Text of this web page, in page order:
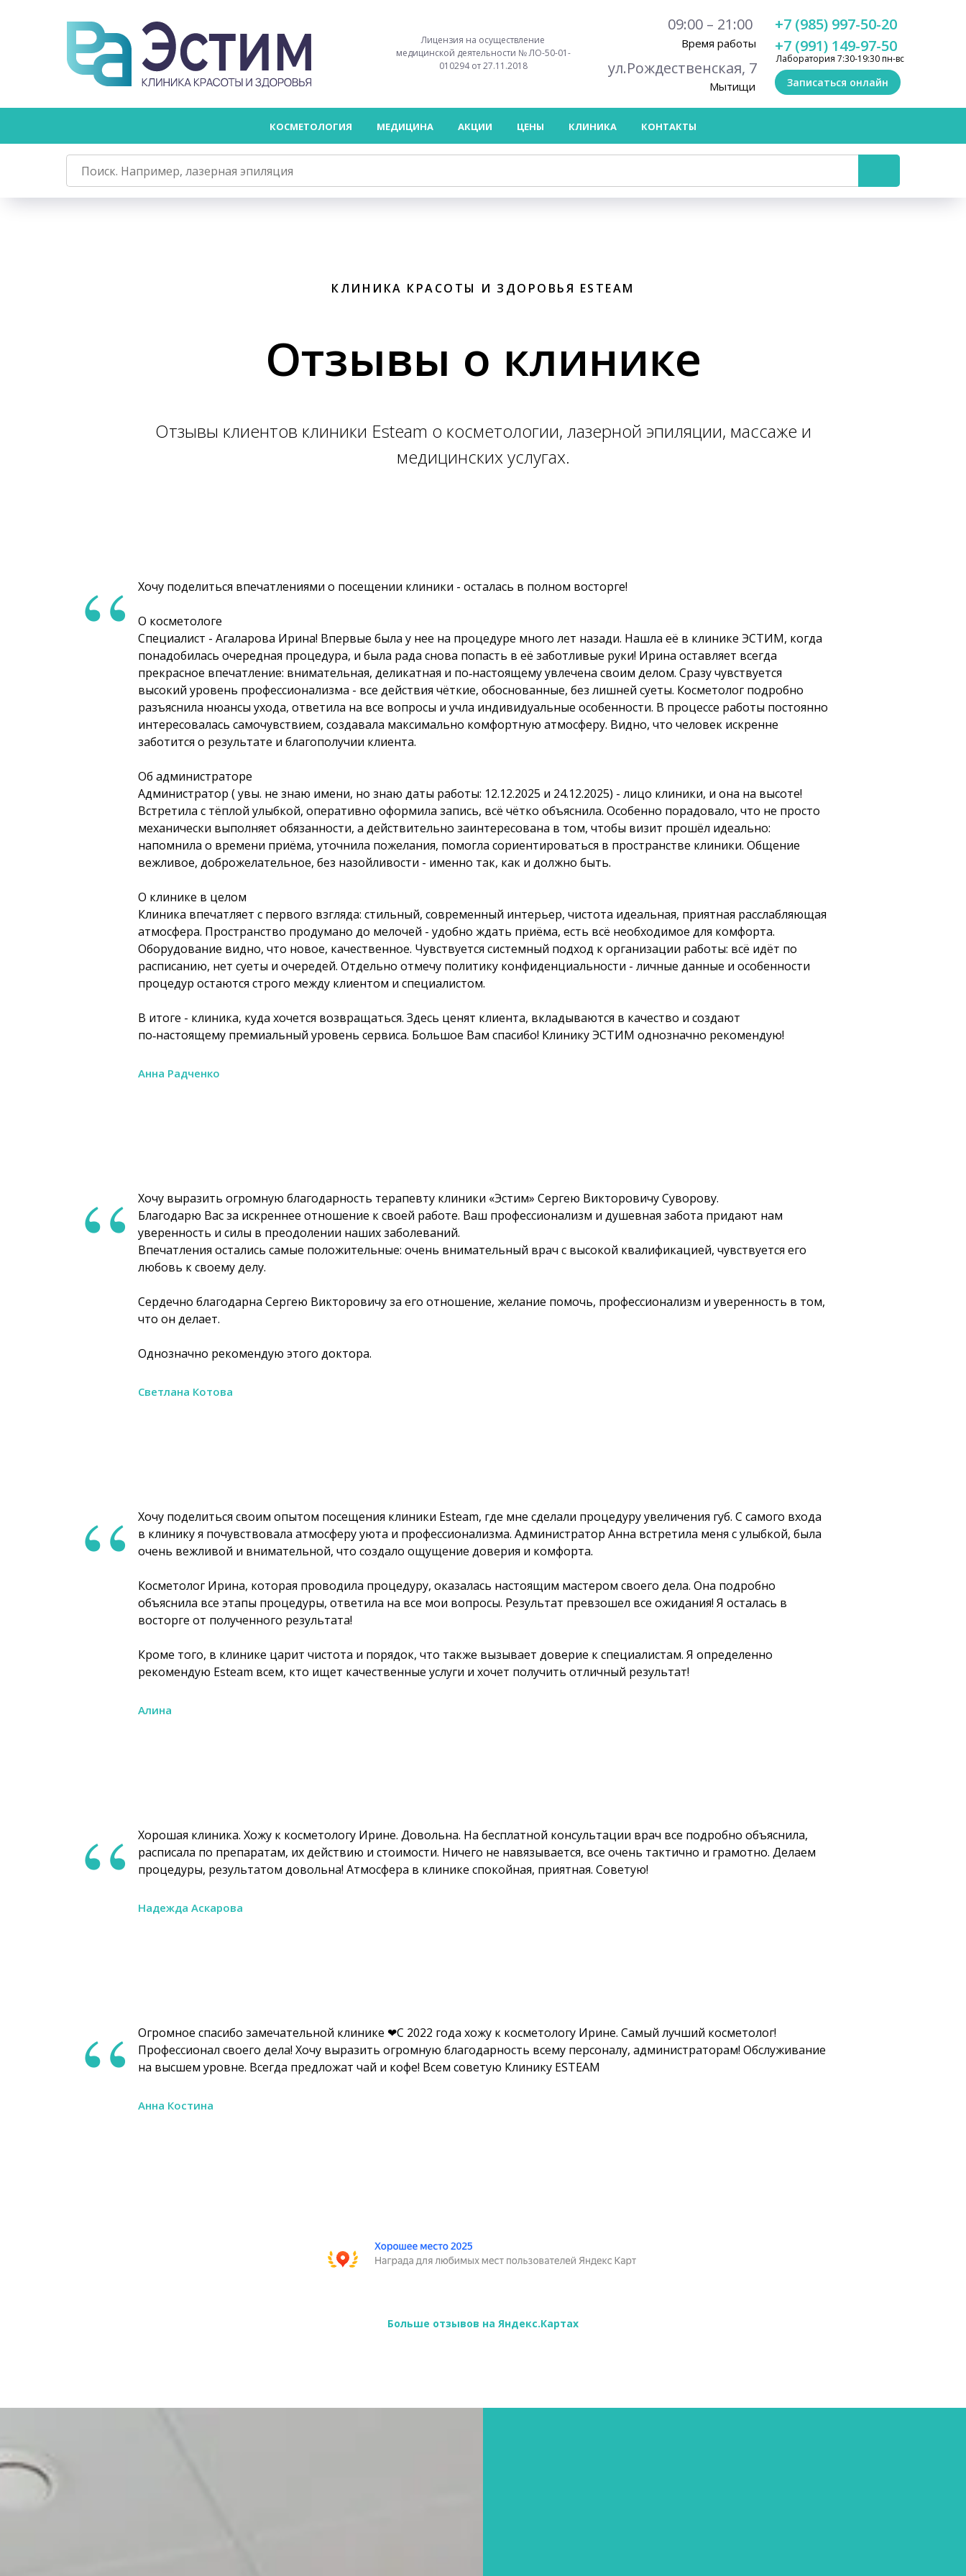
Время работы
Мытищи
ул.Рождественская, 7
09:00 – 21:00
Лаборатория 7:30-19:30 пн-вс
+7 (991) 149-97-50
+7 (985) 997-50-20
Лицензия на осуществление
медицинской деятельности № ЛО-50-01-
010294 от 27.11.2018
Записаться онлайн
КОСМЕТОЛОГИЯ МЕДИЦИНА АКЦИИ ЦЕНЫ КЛИНИКА КОНТАКТЫ
КЛИНИКА КРАСОТЫ И ЗДОРОВЬЯ ESTEAM
Отзывы о клинике
Отзывы клиентов клиники Esteam о косметологии, лазерной эпиляции, массаже и
медицинских услугах.
“ Хочу поделиться впечатлениями о посещении клиники - осталась в полном восторге!
О косметологе
Специалист - Агаларова Ирина! Впервые была у нее на процедуре много лет назади. Нашла её в клинике ЭСТИМ, когда
понадобилась очередная процедура, и была рада снова попасть в её заботливые руки! Ирина оставляет всегда
прекрасное впечатление: внимательная, деликатная и по‑настоящему увлечена своим делом. Сразу чувствуется
высокий уровень профессионализма - все действия чёткие, обоснованные, без лишней суеты. Косметолог подробно
разъяснила нюансы ухода, ответила на все вопросы и учла индивидуальные особенности. В процессе работы постоянно
интересовалась самочувствием, создавала максимально комфортную атмосферу. Видно, что человек искренне
заботится о результате и благополучии клиента.
Об администраторе
Администратор ( увы. не знаю имени, но знаю даты работы: 12.12.2025 и 24.12.2025) - лицо клиники, и она на высоте!
Встретила с тёплой улыбкой, оперативно оформила запись, всё чётко объяснила. Особенно порадовало, что не просто
механически выполняет обязанности, а действительно заинтересована в том, чтобы визит прошёл идеально:
напомнила о времени приёма, уточнила пожелания, помогла сориентироваться в пространстве клиники. Общение
вежливое, доброжелательное, без назойливости - именно так, как и должно быть.
О клинике в целом
Клиника впечатляет с первого взгляда: стильный, современный интерьер, чистота идеальная, приятная расслабляющая
атмосфера. Пространство продумано до мелочей - удобно ждать приёма, есть всё необходимое для комфорта.
Оборудование видно, что новое, качественное. Чувствуется системный подход к организации работы: всё идёт по
расписанию, нет суеты и очередей. Отдельно отмечу политику конфиденциальности - личные данные и особенности
процедур остаются строго между клиентом и специалистом.
В итоге - клиника, куда хочется возвращаться. Здесь ценят клиента, вкладываются в качество и создают
по‑настоящему премиальный уровень сервиса. Большое Вам спасибо! Клинику ЭСТИМ однозначно рекомендую!
Анна Радченко
“
Хочу выразить огромную благодарность терапевту клиники «Эстим» Сергею Викторовичу Суворову.
Благодарю Вас за искреннее отношение к своей работе. Ваш профессионализм и душевная забота придают нам
уверенность и силы в преодолении наших заболеваний.
Впечатления остались самые положительные: очень внимательный врач с высокой квалификацией, чувствуется его
любовь к своему делу.
Сердечно благодарна Сергею Викторовичу за его отношение, желание помочь, профессионализм и уверенность в том,
что он делает.
Однозначно рекомендую этого доктора.
Светлана Котова
“
Хочу поделиться своим опытом посещения клиники Esteam, где мне сделали процедуру увеличения губ. С самого входа
в клинику я почувствовала атмосферу уюта и профессионализма. Администратор Анна встретила меня с улыбкой, была
очень вежливой и внимательной, что создало ощущение доверия и комфорта.
Косметолог Ирина, которая проводила процедуру, оказалась настоящим мастером своего дела. Она подробно
объяснила все этапы процедуры, ответила на все мои вопросы. Результат превзошел все ожидания! Я осталась в
восторге от полученного результата!
Кроме того, в клинике царит чистота и порядок, что также вызывает доверие к специалистам. Я определенно
рекомендую Esteam всем, кто ищет качественные услуги и хочет получить отличный результат!
Алина
“
Хорошая клиника. Хожу к косметологу Ирине. Довольна. На бесплатной консультации врач все подробно объяснила,
расписала по препаратам, их действию и стоимости. Ничего не навязывается, все очень тактично и грамотно. Делаем
процедуры, результатом довольна! Атмосфера в клинике спокойная, приятная. Советую!
Надежда Аскарова
“
Огромное спасибо замечательной клинике ❤С 2022 года хожу к косметологу Ирине. Самый лучший косметолог!
Профессионал своего дела! Хочу выразить огромную благодарность всему персоналу, администраторам! Обслуживание
на высшем уровне. Всегда предложат чай и кофе! Всем советую Клинику ESTEAM
Анна Костина
Больше отзывов на Яндекс.Картах